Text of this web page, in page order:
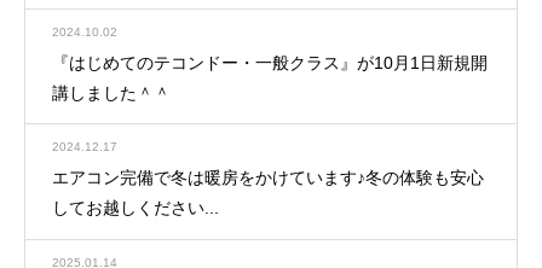
2024.10.02
『はじめてのテコンドー・一般クラス』が10月1日新規開
講しました＾＾
2024.12.17
エアコン完備で冬は暖房をかけています♪冬の体験も安心
してお越しください...
2025.01.14